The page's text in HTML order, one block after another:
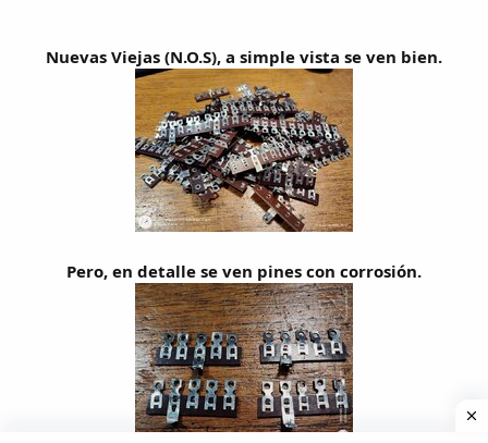
Nuevas Viejas (N.O.S), a simple vista se ven bien.
Pero, en detalle se ven pines con corrosión.